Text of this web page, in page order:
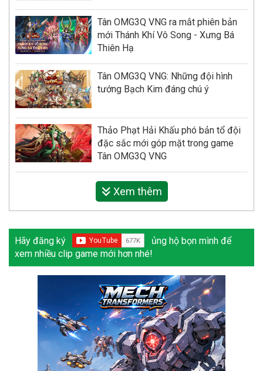
Tân OMG3Q VNG ra mắt phiên bản
mới Thánh Khí Vô Song - Xưng Bá
Thiên Hạ
Tân OMG3Q VNG: Những đội hình
tướng Bạch Kim đáng chú ý
Thảo Phạt Hải Khấu phó bản tổ đội
đặc sắc mới góp mặt trong game
Tân OMG3Q VNG
Xem thêm
Hãy đăng ký
ủng hộ bọn mình để
xem nhiều clip game mới hơn nhé!